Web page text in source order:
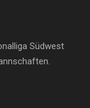
Südwest